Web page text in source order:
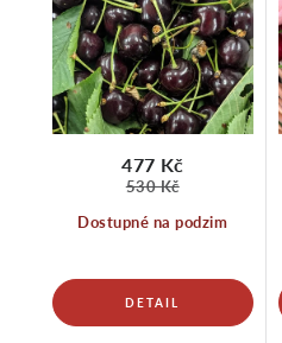
Dostupné na podzim
477 Kč
530 Kč